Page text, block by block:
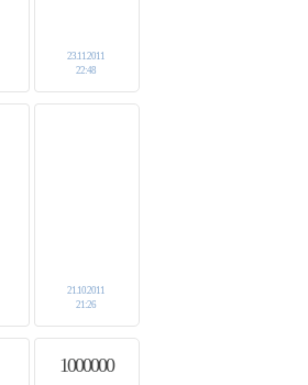
23.11.2011
22:48
21.10.2011
21:26
1000000